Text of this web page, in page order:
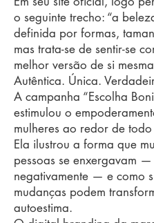
o seguinte trecho: “a
definida por formas,
mas trata-se de sentir-se
melhor versão de si
Autêntica. Única.
A campanha “Escolha
estimulou o
mulheres ao redor de
Ela ilustrou a forma que
pessoas se enxergavam —
negativamente — e como
mudanças podem
autoestima.